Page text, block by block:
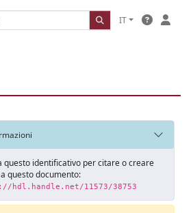
IT
questo identificativo per citare o creare
questo documento:
hdl.handle.net/11573/38753